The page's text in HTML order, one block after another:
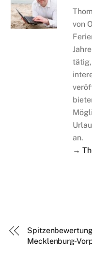
von
an.
→
Mecklenburg-